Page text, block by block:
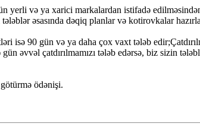
və ya xarici markalardan istifadə
əsasında dəqiq planlar və kotirovkalar
isə 90 gün və ya daha çox vaxt tələb
əvvəl çatdırılmamızı tələb edərsə, biz sizin
ödənişi.